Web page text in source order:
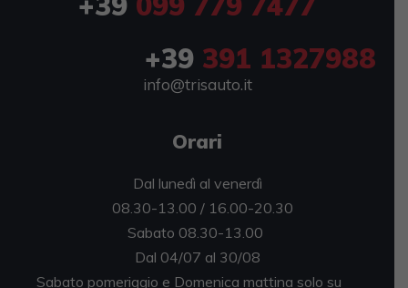
+39 391 1327988
info@trisauto.it
Orari
Dal lunedì al venerdì
08.30-13.00 / 16.00-20.30
Sabato 08.30-13.00
Dal 04/07 al 30/08
Sabato pomeriggio e Domenica mattina solo su